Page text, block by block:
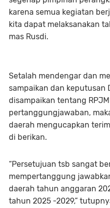
karena semua kegiatan
kita dapat melaksanakan
mas Rusdi.
Setalah mendengar dan
sampaikan dan keputusan
disampaikan tentang
pertanggungjawaban,
daerah mengucapkan
di berikan.
“Persetujuan tsb sangat
mempertanggung
daerah tahun anggaran
tahun 2025 -2029,”